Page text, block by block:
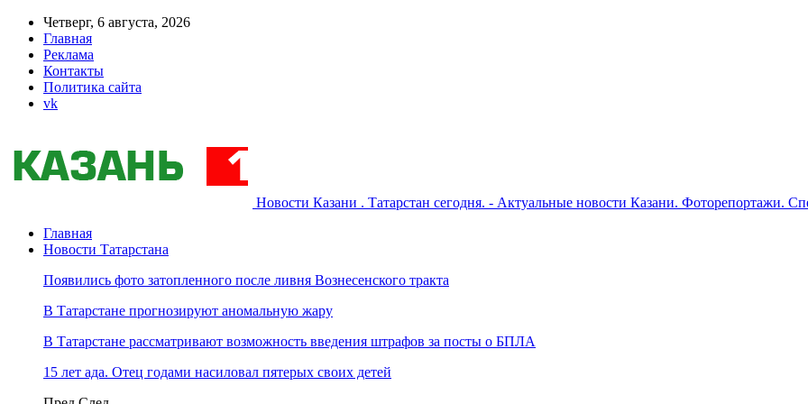
Четверг, 6 августа, 2026
Главная
Реклама
Контакты
Политика сайта
vk
Новости Казани . Татарстан сегодня. - Актуальные новости Казани. Фоторепортажи.
Главная
Новости Татарстана
Появились фото затопленного после ливня Вознесенского тракта
В Татарстане прогнозируют аномальную жару
В Татарстане рассматривают возможность введения штрафов за посты о БПЛА
15 лет ада. Отец годами насиловал пятерых своих детей